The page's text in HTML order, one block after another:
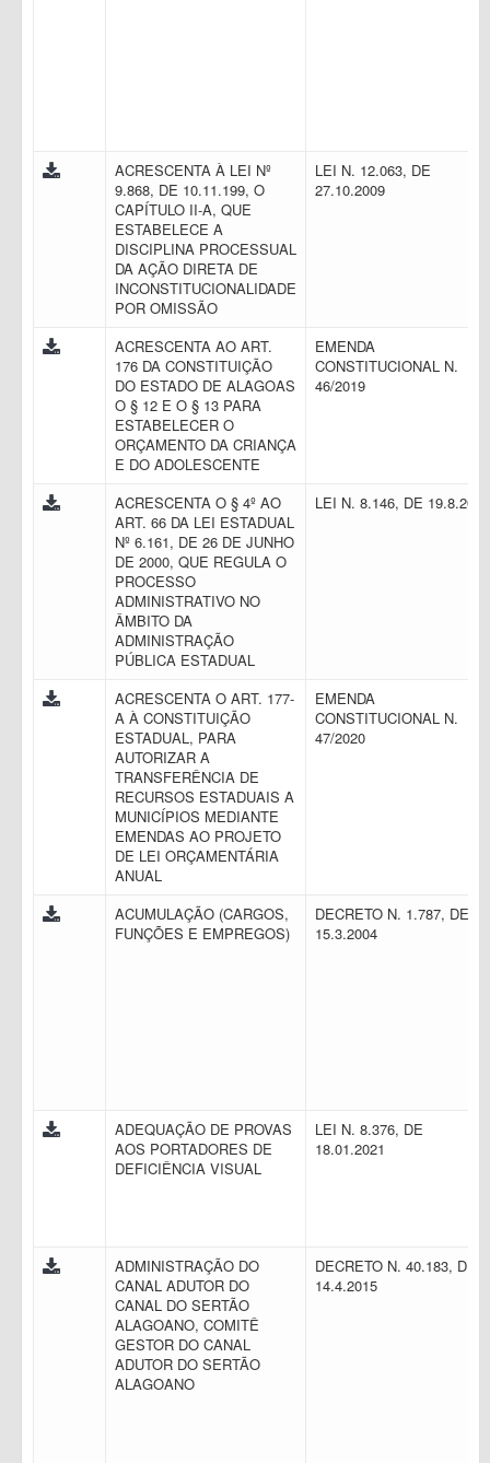
ACRESCENTA À LEI Nº
9.868, DE 10.11.199, O
CAPÍTULO II-A, QUE
ESTABELECE A
DISCIPLINA PROCESSUAL
DA AÇÃO DIRETA DE
INCONSTITUCIONALIDADE
POR OMISSÃO
LEI N. 12.063, DE
27.10.2009
ACRESCENTA AO ART.
176 DA CONSTITUIÇÃO
DO ESTADO DE ALAGOAS
O § 12 E O § 13 PARA
ESTABELECER O
ORÇAMENTO DA CRIANÇA
E DO ADOLESCENTE
EMENDA
CONSTITUCIONAL N.
46/2019
ACRESCENTA O § 4º AO
ART. 66 DA LEI ESTADUAL
Nº 6.161, DE 26 DE JUNHO
DE 2000, QUE REGULA O
PROCESSO
ADMINISTRATIVO NO
ÂMBITO DA
ADMINISTRAÇÃO
PÚBLICA ESTADUAL
LEI N. 8.146, DE
ACRESCENTA O ART. 177-
A À CONSTITUIÇÃO
ESTADUAL, PARA
AUTORIZAR A
TRANSFERÊNCIA DE
RECURSOS ESTADUAIS A
MUNICÍPIOS MEDIANTE
EMENDAS AO PROJETO
DE LEI ORÇAMENTÁRIA
ANUAL
EMENDA
CONSTITUCIONAL N.
47/2020
ACUMULAÇÃO (CARGOS,
FUNÇÕES E EMPREGOS)
DECRETO N. 1.787, DE
15.3.2004
ADEQUAÇÃO DE PROVAS
AOS PORTADORES DE
DEFICIÊNCIA VISUAL
LEI N. 8.376, DE
18.01.2021
ADMINISTRAÇÃO DO
CANAL ADUTOR DO
CANAL DO SERTÃO
ALAGOANO, COMITÊ
GESTOR DO CANAL
ADUTOR DO SERTÃO
ALAGOANO
DECRETO N. 40.183, DE
14.4.2015